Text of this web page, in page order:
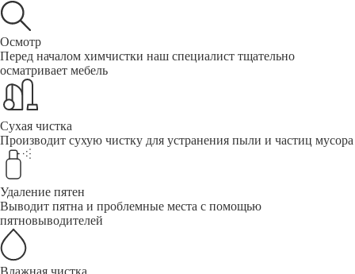
Осмотр
Перед началом химчистки наш специалист тщательно
осматривает мебель
Сухая чистка
Производит сухую чистку для устранения пыли и частиц мусора
Удаление пятен
Выводит пятна и проблемные места с помощью
пятновыводителей
Влажная чистка